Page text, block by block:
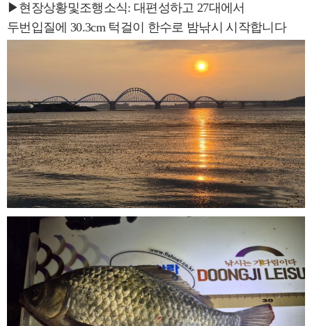
▶현장상황및조행소식: 대편성하고 27대에서
두번입질에 30.3cm 턱걸이 한수로 밤낚시 시작합니다